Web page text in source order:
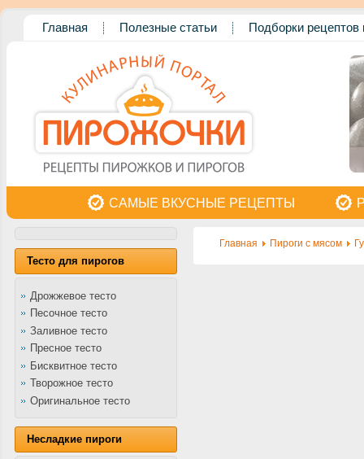
Главная Полезные статьи Подборки рецептов
САМЫЕ ВКУСНЫЕ РЕЦЕПТЫ
Тесто для пирогов
Дрожжевое тесто
Песочное тесто
Заливное тесто
Пресное тесто
Бисквитное тесто
Творожное тесто
Оригинальное тесто
Несладкие пироги
Главная Пироги с мясом